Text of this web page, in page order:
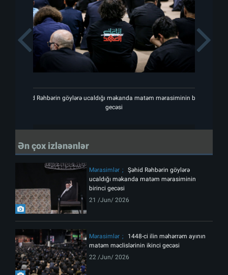
Şəhid Rəhbərin göylərə ucaldığı məkanda matəm mərasiminin birinci
gecəsi
Previous
Ən çox izlənənlər
Mərasimlər
Şəhid Rəhbərin göylərə
ucaldığı məkanda matəm mərasiminin
birinci gecəsi
21 /Jun/ 2026
Mərasimlər
1448-ci ilin məhərrəm ayının
matəm məclislərinin ikinci gecəsi
22 /Jun/ 2026